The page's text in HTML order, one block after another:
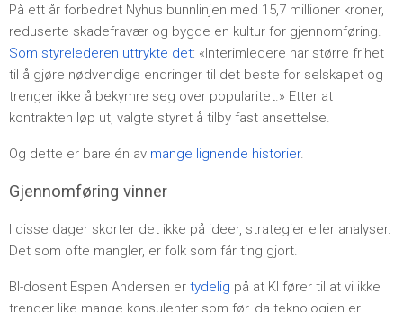
På ett år forbedret Nyhus bunnlinjen med 15,7 millioner kroner,
reduserte skadefravær og bygde en kultur for gjennomføring.
Som styrelederen uttrykte det: «Interimledere har større frihet
til å gjøre nødvendige endringer til det beste for selskapet og
trenger ikke å bekymre seg over popularitet.» Etter at
kontrakten løp ut, valgte styret å tilby fast ansettelse.
Og dette er bare én av mange lignende historier.
Gjennomføring vinner
I disse dager skorter det ikke på ideer, strategier eller analyser.
Det som ofte mangler, er folk som får ting gjort.
BI-dosent Espen Andersen er tydelig på at KI fører til at vi ikke
trenger like mange konsulenter som før, da teknologien er